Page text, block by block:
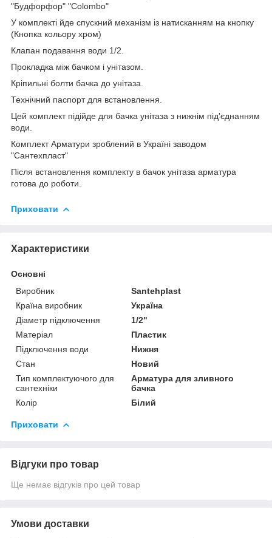
"Будфорфор" "Colombo"
У комплекті йде спускний механізм із натисканням на кнопку
(Кнопка кольору хром)
Клапан подавання води 1/2.
Прокладка між бачком і унітазом.
Кріпильні болти бачка до унітаза.
Технічний паспорт для встановлення.
Цей комплект підійде для бачка унітаза з нижнім під'єднанням
води.
Комплект Арматури зроблений в Україні заводом
"Сантехпласт"
Після встановлення комплекту в бачок унітаза арматура
готова до роботи.
Приховати
Характеристики
Основні
Виробник
Santehplast
Країна виробник
Україна
Діаметр підключення
1/2"
Матеріал
Пластик
Підключення води
Нижня
Стан
Новий
Тип комплектуючого для
сантехніки
Арматура для зливного
бачка
Колір
Білий
Приховати
Відгуки про товар
Ще немає відгуків про цей товар
Умови доставки